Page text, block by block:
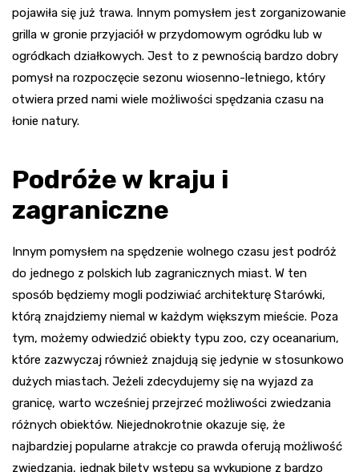
pojawiła się już trawa. Innym pomysłem jest zorganizowanie
grilla w gronie przyjaciół w przydomowym ogródku lub w
ogródkach działkowych. Jest to z pewnością bardzo dobry
pomysł na rozpoczęcie sezonu wiosenno-letniego, który
otwiera przed nami wiele możliwości spędzania czasu na
łonie natury.
Podróże w kraju i
zagraniczne
Innym pomysłem na spędzenie wolnego czasu jest podróż
do jednego z polskich lub zagranicznych miast. W ten
sposób będziemy mogli podziwiać architekturę Starówki,
którą znajdziemy niemal w każdym większym mieście. Poza
tym, możemy odwiedzić obiekty typu zoo, czy oceanarium,
które zazwyczaj również znajdują się jedynie w stosunkowo
dużych miastach. Jeżeli zdecydujemy się na wyjazd za
granicę, warto wcześniej przejrzeć możliwości zwiedzania
różnych obiektów. Niejednokrotnie okazuje się, że
najbardziej popularne atrakcje co prawda oferują możliwość
zwiedzania, jednak bilety wstępu są wykupione z bardzo